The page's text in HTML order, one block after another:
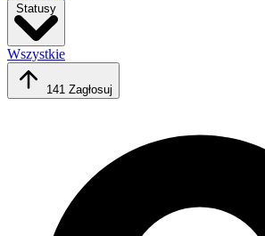
Statusy
Wszystkie
141 Zagłosuj